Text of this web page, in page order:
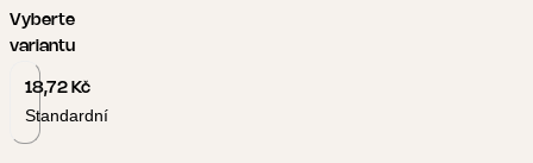
Vyberte
variantu
18,72 Kč
Standardní